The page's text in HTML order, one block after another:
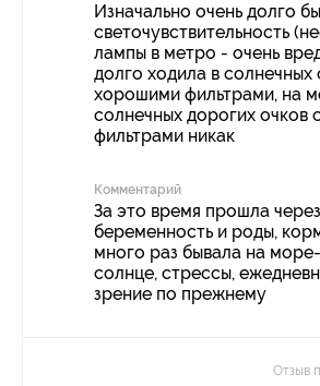
Изначально очень долго
светочувствительность
лампы в метро - очень
долго ходила в солнечных
хорошими фильтрами, на
солнечных дорогих очков
фильтрами никак
Комментарий
За это время прошла через
беременность и роды,
много раз бывала на
солнце, стрессы,
зрение по прежнему
Отзыв